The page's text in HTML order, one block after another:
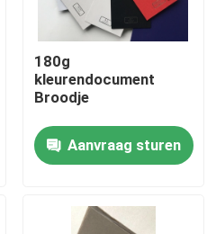
180g
kleurendocument
Broodje
Aanvraag sturen